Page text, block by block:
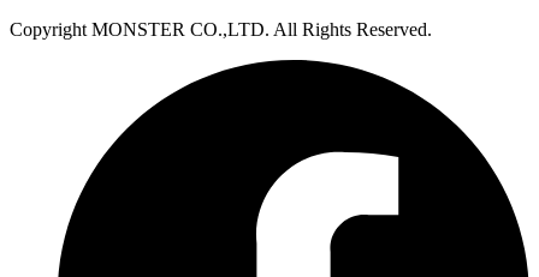
Copyright MONSTER CO.,LTD. All Rights Reserved.